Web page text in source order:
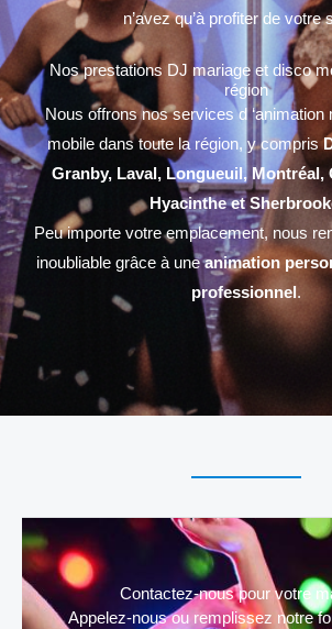
n’avez qu’à profiter de votre
Nos prestations DJ mariage et disco
région
Nous offrons nos services d ‘animation
mobile dans toute la région, y compris
Granby, Laval, Longueuil, Montréal,
Hyacintheet
Peu importe votre emplacement, nous
inoubliable grâce à uneanimation
professionnel .
Contactez-nous pour votre
Appelez-nous ou remplissez notre